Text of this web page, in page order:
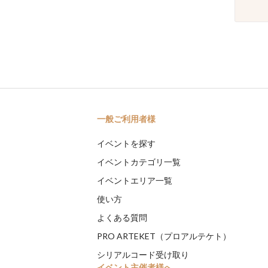
一般ご利用者様
イベントを探す
イベントカテゴリ一覧
イベントエリア一覧
使い方
よくある質問
PRO ARTEKET（プロアルテケト）
シリアルコード受け取り